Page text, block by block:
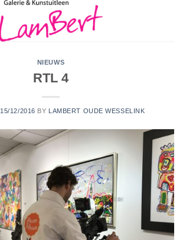
NIEUWS
RTL 4
15/12/2016 BY LAMBERT OUDE WESSELINK